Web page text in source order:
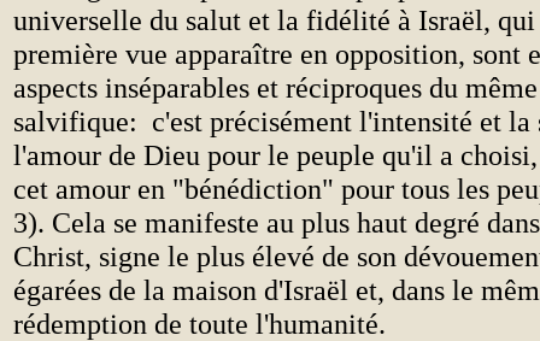
universelle du salut et la fidélité à Israël, qui
première vue apparaître en opposition, sont
aspects inséparables et réciproques du
salvifique: c'est précisément l'intensité et la
l'amour de Dieu pour le peuple qu'il a
cet amour en "bénédiction" pour tous les
3). Cela se manifeste au plus haut degré
Christ, signe le plus élevé de son
égarées de la maison d'Israël et, dans le
rédemption de toute l'humanité.